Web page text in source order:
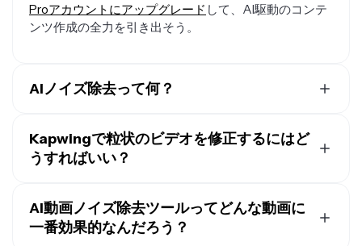
Proアカウントにアップグレード して、AI駆動のコンテ
ンツ作成の全力を引き出そう。
AIノイズ除去って何？
ファクト、低照度のノイズなどの不要な視覚的ノイズを
除去しながら、エッジと詳細を保持します。フレーム全
映像は鮮明で自然に見えます。
だから、デノイズAIはスマートフォン、ウェブカメラ、
Kapwingで粒状のビデオを修正するにはど
うすればいい？
にアップロードして、Denoise this videoみたいなシン
プルなプロンプトを使うだけ。AIが各フレームを分析し
AI動画ノイズ除去ツールってどんな動画に
一番効果的なんだろう？